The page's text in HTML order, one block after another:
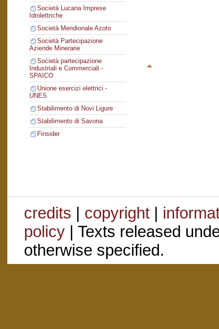
Società Lucana Imprese
Idrolettriche
Società Meridionale Azoto
Società Partecipazione
Aziende Minerarie
Società partecipazione
Industriali e Commerciali -
SPAICO
Unione esercizi elettrici -
UNES
Stabilimento di Novi Ligure
Stabilimento di Savona
Finsider
credits | copyright|
policy| Texts released
otherwise specified.